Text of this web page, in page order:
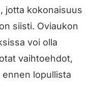
jotta kokonaisuus
siisti. Oviaukon
voi olla
vaihtoehdot,
ennen lopullista